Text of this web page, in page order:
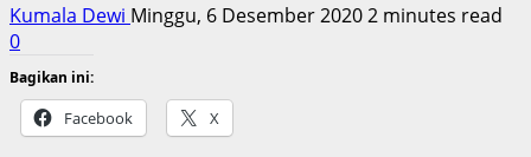
Kumala Dewi Minggu, 6 Desember 20202 minutes read
0
Bagikan ini:
Facebook X